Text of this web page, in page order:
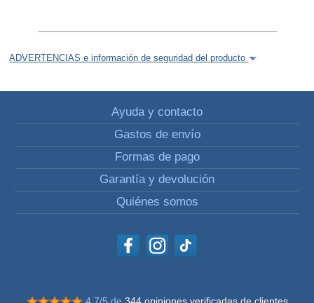
ADVERTENCIAS e información de seguridad del producto
Ayuda y contacto
Gastos de envío
Formas de pago
Garantía y devolución
Quiénes somos